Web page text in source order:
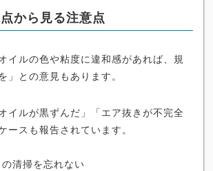
から見る注意点
イルの色や粘度に違和感があれば、規
」との意見もあります。
イルが黒ずんだ」「エア抜きが不完全
ースも報告されています。
清掃を忘れない